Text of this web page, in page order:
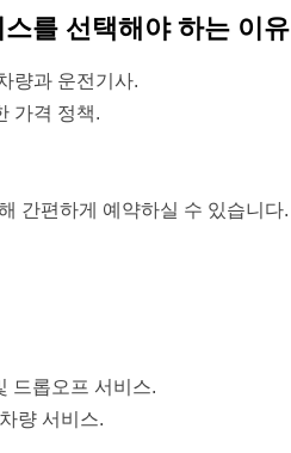
를 선택해야 하는 이유
량과 운전기사.
가격 정책.
간편하게 예약하실 수 있습니다.
드롭오프 서비스.
량 서비스.